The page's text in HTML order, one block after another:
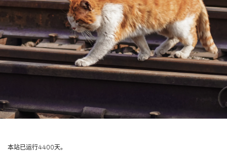
本站已运行4400天。